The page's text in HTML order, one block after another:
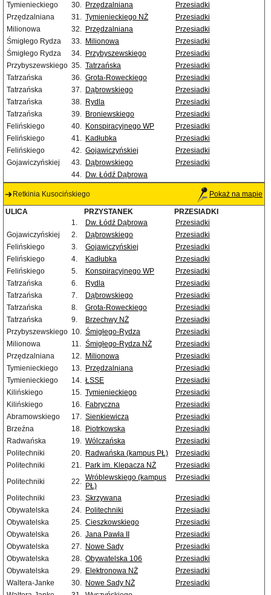
Tymienieckiego
30. Przędzalniana
Przesiadki
Przędzalniana
31. Tymienieckiego NŻ
Przesiadki
Milionowa
32. Przędzalniana
Przesiadki
Śmigłego Rydza
33. Milionowa
Przesiadki
Śmigłego Rydza
34. Przybyszewskiego
Przesiadki
Przybyszewskiego 35. Tatrzańska
Przesiadki
Tatrzańska
36. Grota-Roweckiego
Przesiadki
Tatrzańska
37. Dąbrowskiego
Przesiadki
Tatrzańska
38. Rydla
Przesiadki
Tatrzańska
39. Broniewskiego
Przesiadki
Felińskiego
40. Konspiracyjnego WP
Przesiadki
Felińskiego
41. Kadłubka
Przesiadki
Felińskiego
42. Gojawiczyńskiej
Przesiadki
Gojawiczyńskiej
43. Dąbrowskiego
Przesiadki
44. Dw. Łódź Dąbrowa
Retkinia Kusocińskiego Pokaż na mapie
ULICA PRZYSTANEK
PRZESIADKI
1.
Dw. Łódź Dąbrowa
Przesiadki
Gojawiczyńskiej
2. Dąbrowskiego
Przesiadki
Felińskiego
3. Gojawiczyńskiej
Przesiadki
Felińskiego
4. Kadłubka
Przesiadki
Felińskiego
5. Konspiracyjnego WP
Przesiadki
Tatrzańska
6. Rydla
Przesiadki
Tatrzańska
7. Dąbrowskiego
Przesiadki
Tatrzańska
8. Grota-Roweckiego
Przesiadki
Tatrzańska
9. Brzechwy NŻ
Przesiadki
Przybyszewskiego 10. Śmigłego-Rydza
Przesiadki
Milionowa
11. Śmigłego-Rydza NŻ
Przesiadki
Przędzalniana
12. Milionowa
Przesiadki
Tymienieckiego
13. Przędzalniana
Przesiadki
Tymienieckiego
14. ŁSSE
Przesiadki
Kilińskiego
15. Tymienieckiego
Przesiadki
Kilińskiego
16. Fabryczna
Przesiadki
Abramowskiego
17. Sienkiewicza
Przesiadki
Brzeźna
18. Piotrkowska
Przesiadki
Radwańska
19. Wólczańska
Przesiadki
Politechniki
20. Radwańska (kampus PŁ)
Przesiadki
Politechniki
21. Park im. Klepacza NŻ
Przesiadki
Politechniki
22. Wróblewskiego (kampus
PŁ)
Przesiadki
Politechniki 23. Skrzywana
Przesiadki
Obywatelska
24. Politechniki
Przesiadki
Obywatelska
25. Cieszkowskiego
Przesiadki
Obywatelska
26. Jana Pawła II
Przesiadki
Obywatelska
27. Nowe Sady
Przesiadki
Obywatelska
28. Obywatelska 106
Przesiadki
Obywatelska
29. Elektronowa NŻ
Przesiadki
Waltera-Janke
30. Nowe Sady NŻ
Przesiadki